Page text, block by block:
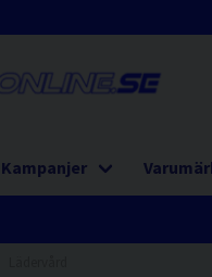
Kampanjer